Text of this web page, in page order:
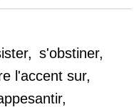
, s'obstiner,
l'accent sur,
,